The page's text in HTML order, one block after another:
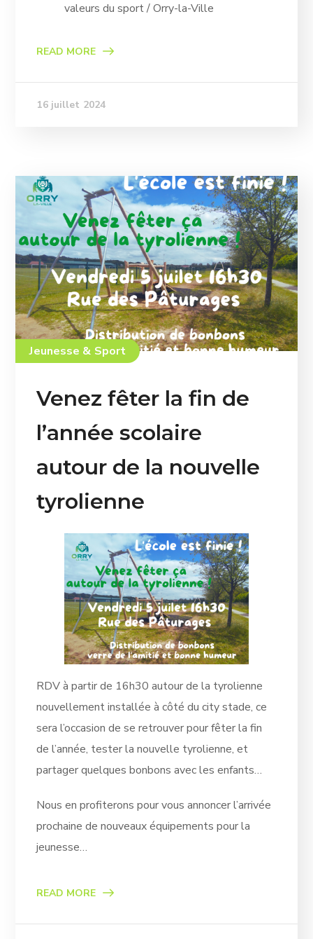
valeurs du sport / Orry-la-Ville
READ MORE
16 juillet 2024
Jeunesse & Sport
Venez fêter la fin de
l’année scolaire
autour de la nouvelle
tyrolienne
RDV à partir de 16h30 autour de la tyrolienne
nouvellement installée à côté du city stade, ce
sera l’occasion de se retrouver pour fêter la fin
de l’année, tester la nouvelle tyrolienne, et
partager quelques bonbons avec les enfants…
Nous en profiterons pour vous annoncer l’arrivée
prochaine de nouveaux équipements pour la
jeunesse…
READ MORE